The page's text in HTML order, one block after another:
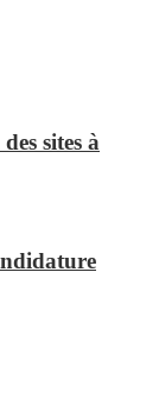
sites à